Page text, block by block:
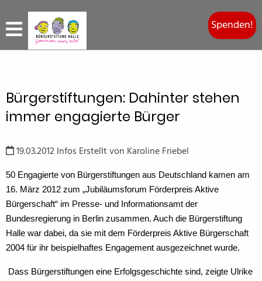
Spenden!
Bürgerstiftungen: Dahinter stehen
immer engagierte Bürger
19.03.2012Infos Erstellt von Karoline Friebel
50 Engagierte von Bürgerstiftungen aus Deutschland kamen am
16. März 2012 zum „Jubiläumsforum Förderpreis Aktive
Bürgerschaft“ im Presse- und Informationsamt der
Bundesregierung in Berlin zusammen. Auch die Bürgerstiftung
Halle war dabei, da sie mit dem Förderpreis Aktive Bürgerschaft
2004 für ihr beispielhaftes Engagement ausgezeichnet wurde.
Dass Bürgerstiftungen eine Erfolgsgeschichte sind, zeigte Ulrike